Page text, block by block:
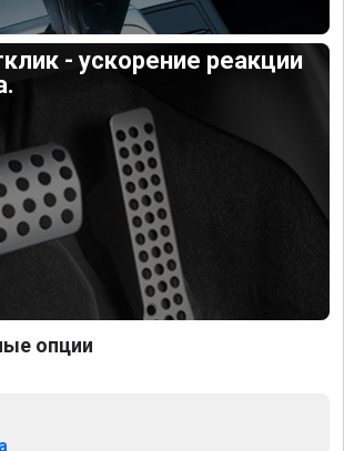
- ускорение реакции
опции